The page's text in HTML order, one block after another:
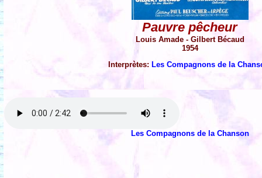
Pauvre pêcheur
Louis Amade - Gilbert Bécaud
1954
Interprètes: Les Compagnons de la
Les Compagnons de la Chanson